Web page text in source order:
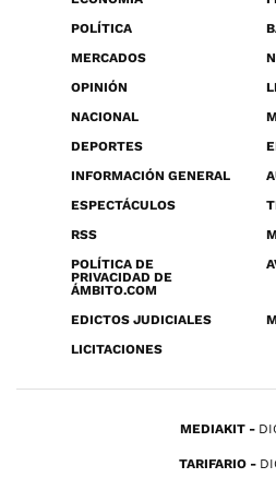
POLÍTICA
MERCADOS
OPINIÓN
NACIONAL
DEPORTES
INFORMACIÓN GENERAL
ESPECTÁCULOS
RSS
POLÍTICA DE
PRIVACIDAD DE
ÁMBITO.COM
EDICTOS JUDICIALES
LICITACIONES
MEDIAKIT
TARIFARIO